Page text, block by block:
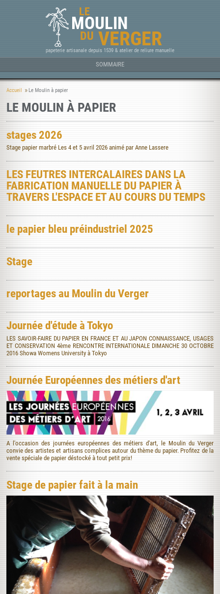
LE
MOULIN
DU VERGER
papeterie artisanale depuis 1539 & atelier de reliure manuelle
SOMMAIRE
Accueil Le Moulin à papier
LE MOULIN À PAPIER
stages 2026
Stage papier marbré Les 4 et 5 avril 2026 animé par Anne Lassere
LES FEUTRES INTERCALAIRES DANS LA
FABRICATION MANUELLE DU PAPIER À
TRAVERS L'ESPACE ET AU COURS DU TEMPS
le papier bleu préindustriel 2025
Stage
reportages au Moulin du Verger
Journée d'étude à Tokyo
LES SAVOIR-FAIRE DU PAPIER EN FRANCE ET AU JAPON CONNAISSANCE, USAGES
ET CONSERVATION 4ème RENCONTRE INTERNATIONALE DIMANCHE 30 OCTOBRE
2016 Showa Womens University à Tokyo
Journée Européennes des métiers d'art
A l'occasion des journées européennes des métiers d'art, le Moulin du Verger
convie des artistes et artisans complices autour du thème du papier. Profitez de la
vente spéciale de papier déstocké à tout petit prix!
Stage de papier fait à la main